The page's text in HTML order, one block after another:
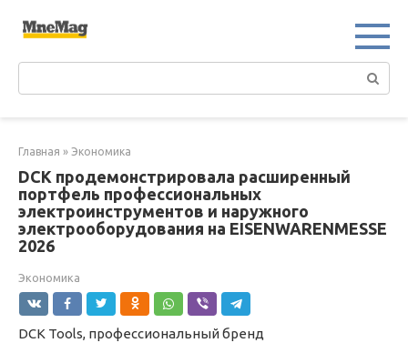
Главная » Экономика
DCK продемонстрировала расширенный
портфель профессиональных
электроинструментов и наружного
электрооборудования на EISENWARENMESSE
2026
Экономика
DCK Tools, профессиональный бренд